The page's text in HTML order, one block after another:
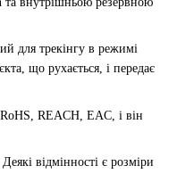
для трекінгу в режимі
що рухається, і передає
REACH, EAC, і він
відмінності є розміри